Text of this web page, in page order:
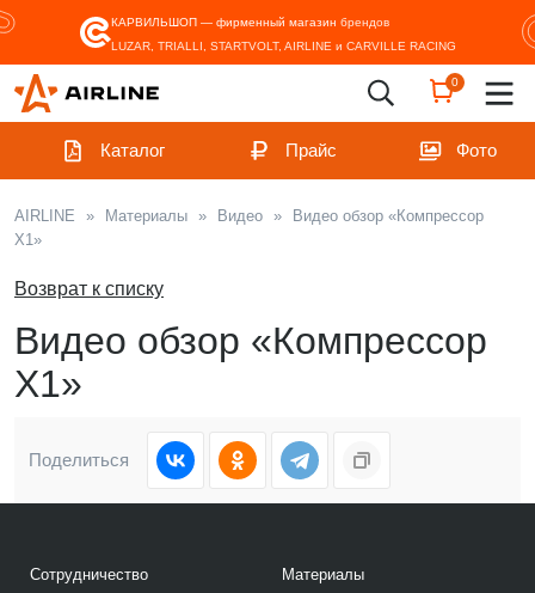
КАРВИЛЬШОП — фирменный магазин брендов
LUZAR, TRIALLI, STARTVOLT, AIRLINE и CARVILLE RACING
0
Каталог Прайс Фото
AIRLINE » Материалы » Видео »
Видео обзор «Компрессор
X1»
Возврат к списку
Видео обзор «Компрессор
X1»
Поделиться
Сотрудничество Материалы